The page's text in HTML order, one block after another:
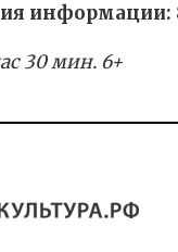
информации: 8
30 мин. 6+